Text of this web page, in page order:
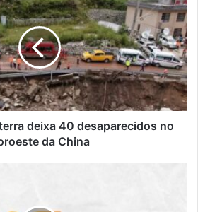
deixa 40 desaparecidos no
da China